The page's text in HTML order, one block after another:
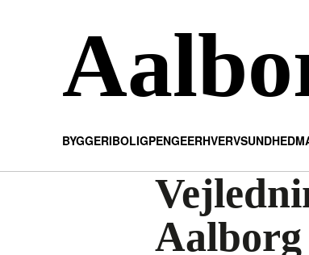
BYGGERIBOLIGPENGEERHVERVSUNDHED